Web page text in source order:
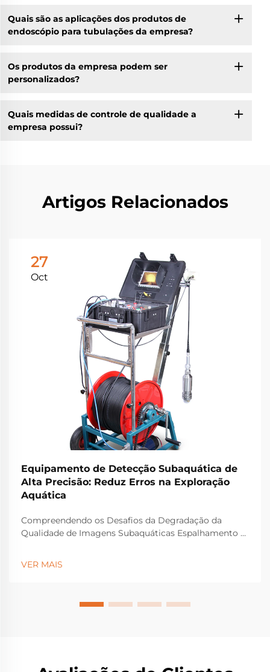
Quais são as aplicações dos produtos de
endoscópio para tubulações da empresa?
Os produtos da empresa podem ser
personalizados?
Quais medidas de controle de qualidade a
empresa possui?
Artigos Relacionados
27
Oct
Equipamento de Detecção Subaquática de
Alta Precisão: Reduz Erros na Exploração
Aquática
Compreendendo os Desafios da Degradação da
Qualidade de Imagens Subaquáticas Espalhamento e
VER MAIS